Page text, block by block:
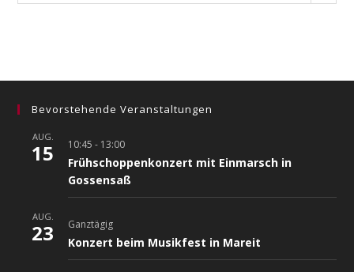
Bevorstehende Veranstaltungen
AUG.
15 10:45 - 13:00
Frühschoppenkonzert mit Einmarsch in
Gossensaß
AUG.
23 Ganztägig
Konzert beim Musikfest in Mareit